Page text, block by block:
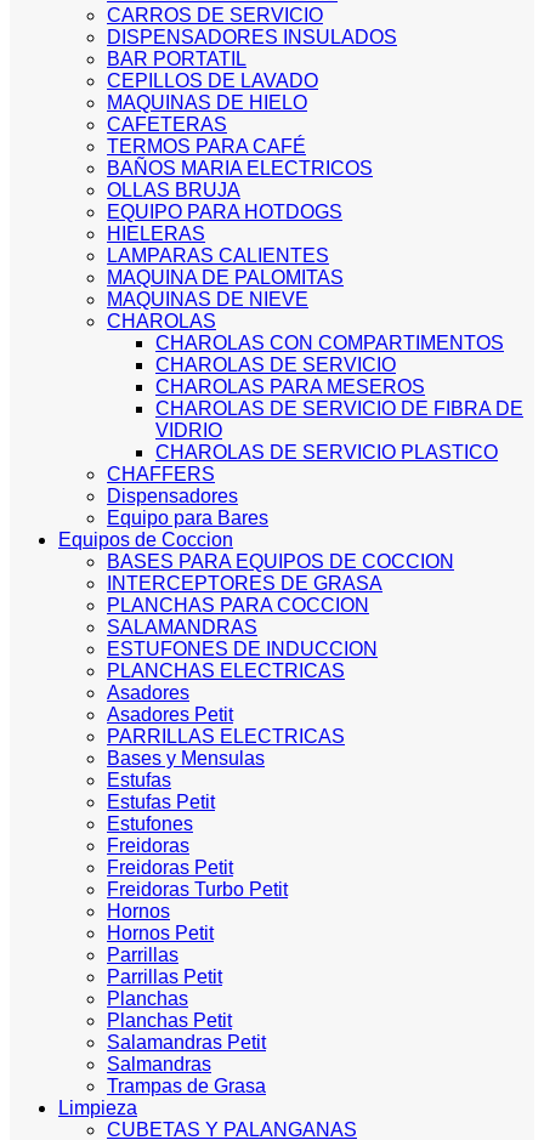
CARROS DE SERVICIO
DISPENSADORES INSULADOS
BAR PORTATIL
CEPILLOS DE LAVADO
MAQUINAS DE HIELO
CAFETERAS
TERMOS PARA CAFÉ
BAÑOS MARIA ELECTRICOS
OLLAS BRUJA
EQUIPO PARA HOTDOGS
HIELERAS
LAMPARAS CALIENTES
MAQUINA DE PALOMITAS
MAQUINAS DE NIEVE
CHAROLAS
CHAROLAS CON COMPARTIMENTOS
CHAROLAS DE SERVICIO
CHAROLAS PARA MESEROS
CHAROLAS DE SERVICIO DE FIBRA DE
VIDRIO
CHAROLAS DE SERVICIO PLASTICO
CHAFFERS
Dispensadores
Equipo para Bares
Equipos de Coccion
BASES PARA EQUIPOS DE COCCION
INTERCEPTORES DE GRASA
PLANCHAS PARA COCCION
SALAMANDRAS
ESTUFONES DE INDUCCION
PLANCHAS ELECTRICAS
Asadores
Asadores Petit
PARRILLAS ELECTRICAS
Bases y Mensulas
Estufas
Estufas Petit
Estufones
Freidoras
Freidoras Petit
Freidoras Turbo Petit
Hornos
Hornos Petit
Parrillas
Parrillas Petit
Planchas
Planchas Petit
Salamandras Petit
Salmandras
Trampas de Grasa
Limpieza
CUBETAS Y PALANGANAS